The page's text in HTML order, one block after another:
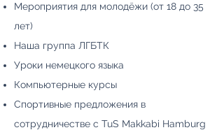
Мероприятия для молодёжи (от 18 до 35
лет)
Наша группа ЛГБТК
Уроки немецкого языка
Компьютерные курсы
Спортивные предложения в
сотрудничестве с TuS Makkabi Hamburg